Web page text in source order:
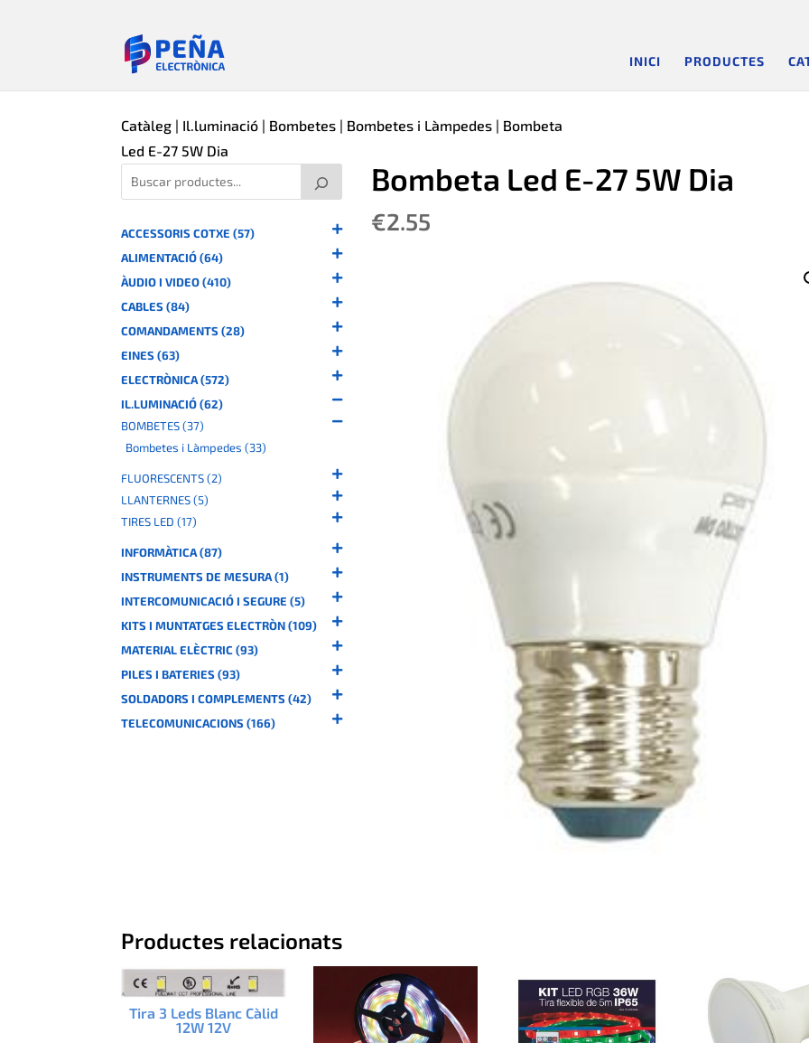
INICI PRODUCTES
Catàleg | Il.luminació | Bombetes | Bombetes i Làmpedes | Bombeta
Led E-27 5W Dia
ACCESSORIS COTXE (57)
ALIMENTACIÓ (64)
ÀUDIO I VIDEO (410)
CABLES (84)
COMANDAMENTS (28)
EINES (63)
ELECTRÒNICA (572)
IL.LUMINACIÓ (62)
BOMBETES (37)
Bombetes i Làmpedes (33)
FLUORESCENTS (2)
LLANTERNES (5)
TIRES LED (17)
INFORMÀTICA (87)
INSTRUMENTS DE MESURA (1)
INTERCOMUNICACIÓ I SEGURE (5)
KITS I MUNTATGES ELECTRÒN (109)
MATERIAL ELÈCTRIC (93)
PILES I BATERIES (93)
SOLDADORS I COMPLEMENTS (42)
TELECOMUNICACIONS (166)
Bombeta Led E-27 5W Dia
€2.55
Productes relacionats
Tira 3 Leds Blanc Càlid
12W 12V